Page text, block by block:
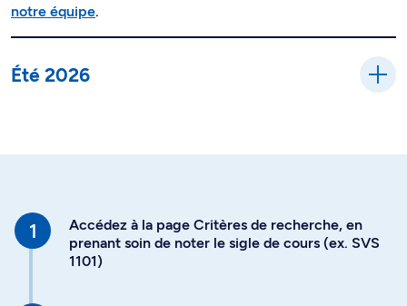
notre équipe.
Été 2026
Accédez à la page Critères de recherche, en
prenant soin de noter le sigle de cours (ex. SVS
1101)